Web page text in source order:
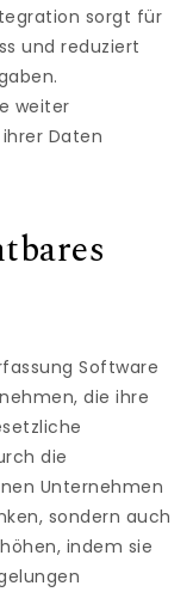
sorgt für
und reduziert
weiter
Daten
Software
die ihre
die
Unternehmen
sondern auch
indem sie